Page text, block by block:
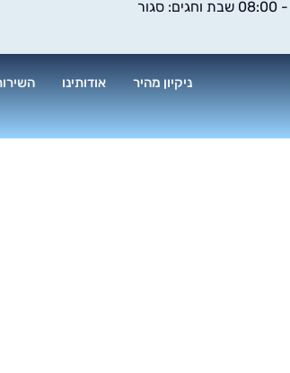
ניקיון מהיר אודותינו